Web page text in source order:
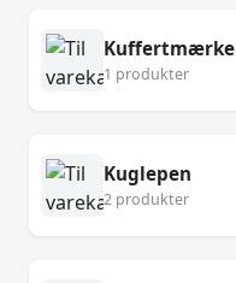
Kuffertmærke
1 produkter
Kuglepen
2 produkter